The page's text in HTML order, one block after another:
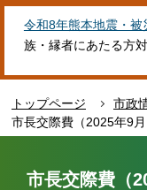
す
令和8年熊本地震・被
族・縁者にあたる方対
トップページ 市政
市長交際費（2025年9月
市長交際費（